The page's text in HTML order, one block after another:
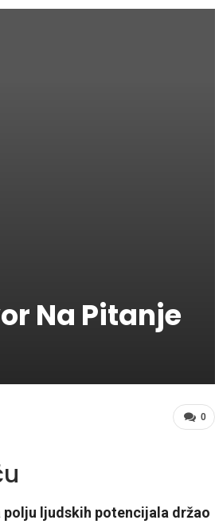
Na Pitanje
0
ljudskih potencijala držao